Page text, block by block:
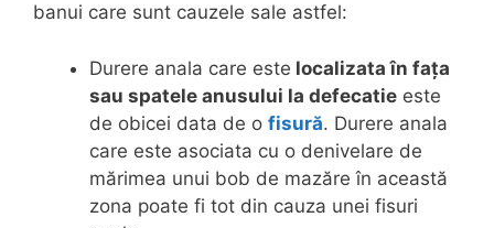
banui care sunt cauzele sale astfel:
Durere anala care este localizata în fața
sau spatele anusului la defecatie este
de obicei data de o fisură. Durere anala
care este asociata cu o denivelare de
mărimea unui bob de mazăre în această
zona poate fi tot din cauza unei fisuri